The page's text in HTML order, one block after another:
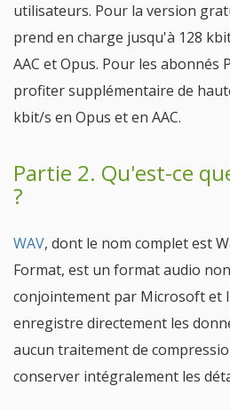
utilisateurs. Pour la version
prend en charge jusqu'à 128
AAC et Opus. Pour les abonnés
profiter supplémentaire de
kbit/s en Opus et en AAC.
Partie 2. Qu'est-ce
?
WAV, dont le nom complet est
Format, est un format audio
conjointement par Microsoft et
enregistre directement les
aucun traitement de
conserver intégralement les